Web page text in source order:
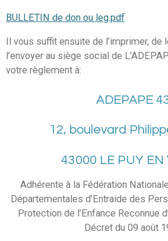
BULLETIN de don ou leg.pdf
Il vous suffit ensuite de l’imprimer,
l’envoyer au siège social de
votre règlement à:
ADEPAPE
12, boulevard
43000 LE PUY EN
Adhérente à la Fédération
Départementales d’Entraide des
Protection de l’Enfance Reconnue
Décret du 09 août